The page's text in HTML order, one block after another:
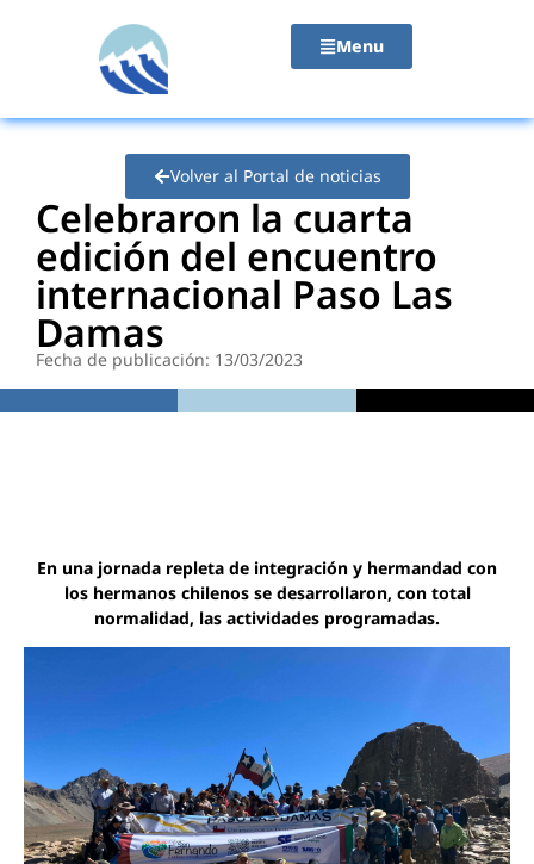
Menu
Volver al Portal de noticias
Celebraron la cuarta
edición del encuentro
internacional Paso Las
Damas
Fecha de publicación: 13/03/2023
En una jornada repleta de integración y hermandad con
los hermanos chilenos se desarrollaron, con total
normalidad, las actividades programadas.